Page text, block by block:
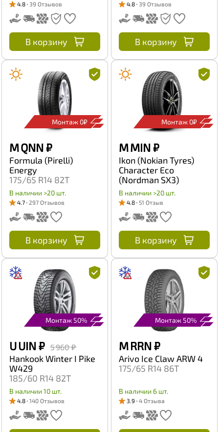
4.8 39 Отзывов
В корзину
4.8 39 Отзывов
В корзину
Монтаж 0₽
M QNN₽
Formula (Pirelli)
Energy
175/65 R14 82T
В наличии >20 шт.
4.7 297 Отзывов
В корзину
Монтаж 0₽
M MIN₽
Ikon (Nokian Tyres)
Character Eco
(Nordman SX3)
185/60 R14 82T
В наличии >20 шт.
4.8 51 Отзыв
В корзину
Монтаж 50%
U UIN₽ 5 960 ₽
Hankook Winter I Pike
W429
185/60 R14 82T
В наличии 10 шт.
4.8 140 Отзывов
Монтаж 50%
M RRN₽
Arivo Ice Claw ARW 4
175/65 R14 86T
В наличии 6 шт.
3.9 4 Отзыва